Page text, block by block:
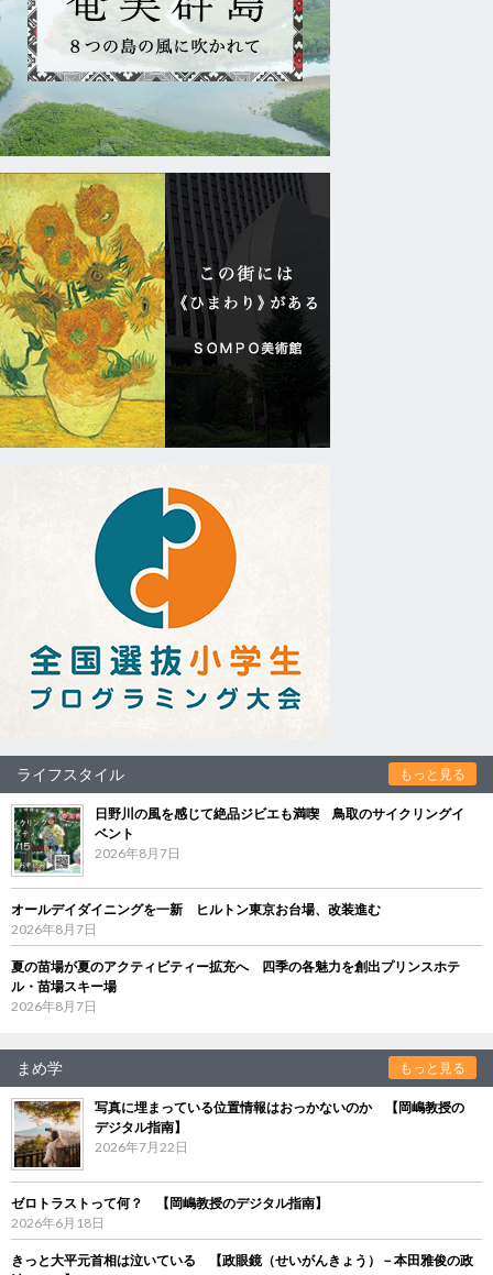
ライフスタイル もっと見る
日野川の風を感じて絶品ジビエも満喫 鳥取のサイクリングイ
ベント
2026年8月7日
オールデイダイニングを一新 ヒルトン東京お台場、改装進む
2026年8月7日
夏の苗場が夏のアクティビティー拡充へ 四季の各魅力を創出プリンスホテ
ル・苗場スキー場
2026年8月7日
まめ学 もっと見る
写真に埋まっている位置情報はおっかないのか 【岡嶋教授の
デジタル指南】
2026年7月22日
ゼロトラストって何？ 【岡嶋教授のデジタル指南】
2026年6月18日
きっと大平元首相は泣いている 【政眼鏡（せいがんきょう）－本田雅俊の政